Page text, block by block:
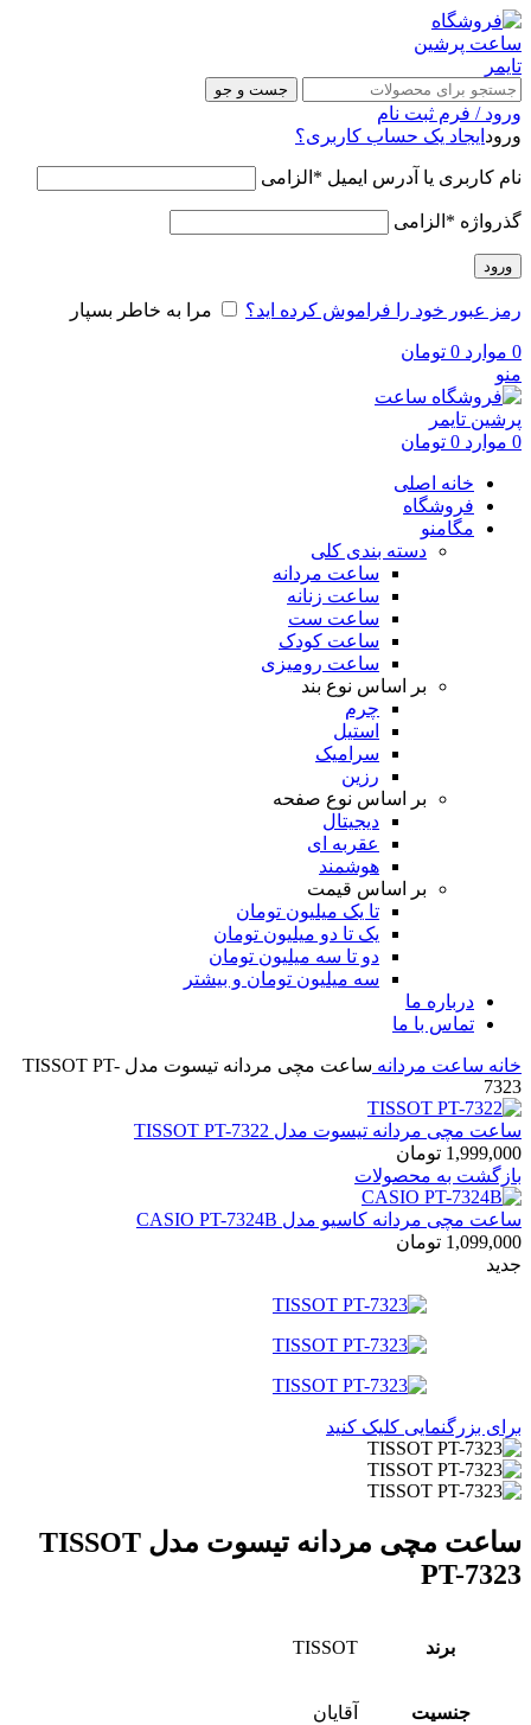
جست و جو
ورود / فرم ثبت نام
ورود ایجاد یک حساب کاربری؟
نام کاربری یا آدرس ایمیل * الزامی
گذرواژه * الزامی
ورود
رمز عبور خود را فراموش کرده اید؟ مرا به خاطر بسپار
0 موارد 0 تومان
منو
0 موارد 0 تومان
خانه اصلی
فروشگاه
مگامنو
دسته بندی کلی
ساعت مردانه
ساعت زنانه
ساعت ست
ساعت کودک
ساعت رومیزی
بر اساس نوع بند
چرم
استیل
سرامیک
رزین
بر اساس نوع صفحه
دیجیتال
عقربه ای
هوشمند
بر اساس قیمت
تا یک میلیون تومان
یک تا دو میلیون تومان
دو تا سه میلیون تومان
سه میلیون تومان و بیشتر
درباره ما
تماس با ما
خانه ساعت مردانه
ساعت مچی مردانه تیسوت مدل TISSOT PT-
7323
ساعت مچی مردانه تیسوت مدل TISSOT PT-7322
1,999,000 تومان
بازگشت به محصولات
ساعت مچی مردانه کاسیو مدل CASIO PT-7324B
1,099,000 تومان
جدید
برای بزرگنمایی کلیک کنید
ساعت مچی مردانه تیسوت مدل TISSOT
PT-7323
برند TISSOT
جنسیت آقایان